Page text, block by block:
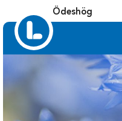
Ödeshög